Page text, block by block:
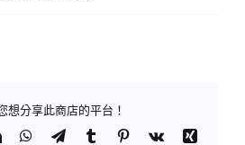
想分享此商店的平台！
LinkedInWhatsApp
TelegramTumblr Pinterest
Vk
Xing